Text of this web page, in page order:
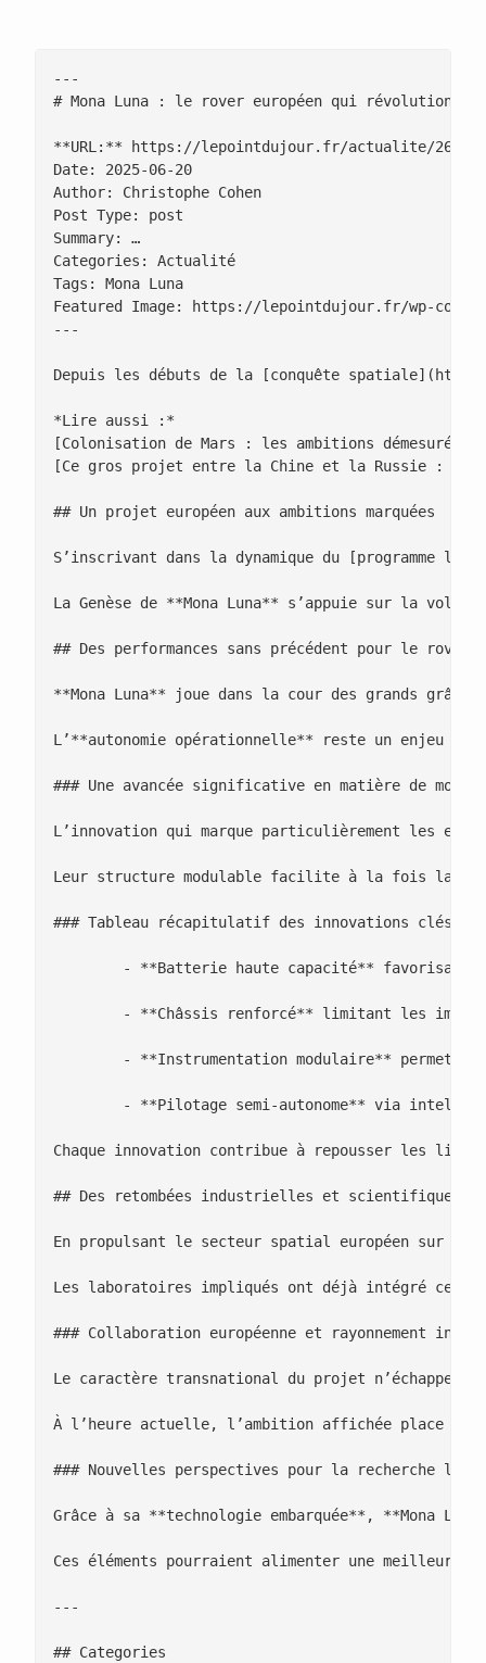
---
# Mona Luna : le rover européen qui
**URL:** https://lepointdujour.fr/actualite/2685-
Date: 2025-06-20
Author: Christophe Cohen
Post Type: post
Summary: …
Categories: Actualité
Tags: Mona Luna
Featured Image: https://lepointdujour.fr/wp-
---
Depuis les débuts de la [conquête
*Lire aussi :*
[Colonisation de Mars : les ambitions
[Ce gros projet entre la Chine et la Russie : un
## Un projet européen aux ambitions marquées
S’inscrivant dans la dynamique du [programme
La Genèse de **Mona Luna** s’appuie sur la
## Des performances sans précédent pour le rover
**Mona Luna** joue dans la cour des grands
L’**autonomie opérationnelle** reste un enjeu
### Une avancée significative en matière de
L’innovation qui marque particulièrement les
Leur structure modulable facilite à la fois la
### Tableau récapitulatif des innovations clés
Chaque innovation contribue à repousser les
## Des retombées industrielles et scientifiques
En propulsant le secteur spatial européen sur
Les laboratoires impliqués ont déjà intégré
### Collaboration européenne et rayonnement
Le caractère transnational du projet n’échappe
À l’heure actuelle, l’ambition affichée place
### Nouvelles perspectives pour la recherche
Grâce à sa **technologie embarquée**, **Mona
Ces éléments pourraient alimenter une
---
## Categories